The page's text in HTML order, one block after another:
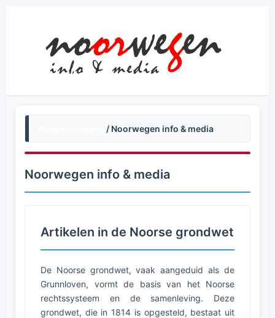
/ Noorwegen info & media
Noorwegen info & media
Artikelen in de Noorse grondwet
De Noorse grondwet, vaak aangeduid als de
Grunnloven, vormt de basis van het Noorse
rechtssysteem en de samenleving. Deze
grondwet, die in 1814 is opgesteld, bestaat uit